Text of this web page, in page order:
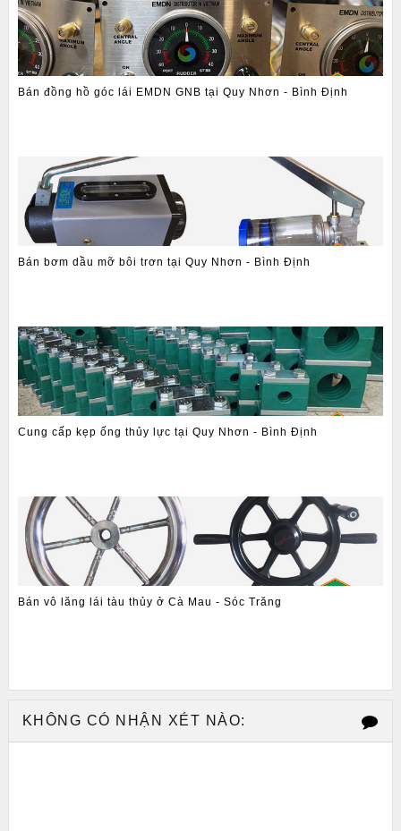
Bán đồng hồ góc lái EMDN GNB tại Quy Nhơn - Bình Định
Bán bơm dầu mỡ bôi trơn tại Quy Nhơn - Bình Định
Cung cấp kẹp ống thủy lực tại Quy Nhơn - Bình Định
Bán vô lăng lái tàu thủy ở Cà Mau - Sóc Trăng
KHÔNG CÓ NHẬN XÉT NÀO: